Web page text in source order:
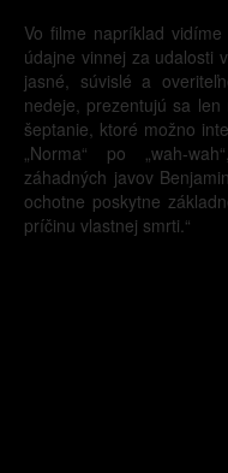
Vo filme napríklad
údajne vinnej za udalosti
jasné, súvislé a
nedeje, prezentujú sa
šeptanie, ktoré možno
„Norma“ po „wah-
záhadných javov
ochotne poskytne
príčinu vlastnej smrti.“